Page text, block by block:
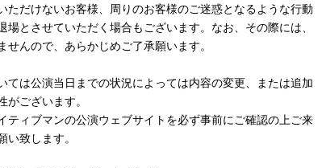
ただけないお客様、周りのお客様のご迷惑となるような行動
場とさせていただく場合もございます。なお、その際には、
せんので、あらかじめご了承願います。
ては公演当日までの状況によっては内容の変更、または追加
がございます。
ティブマンの公演ウェブサイトを必ず事前にご確認の上ご来
い致します。